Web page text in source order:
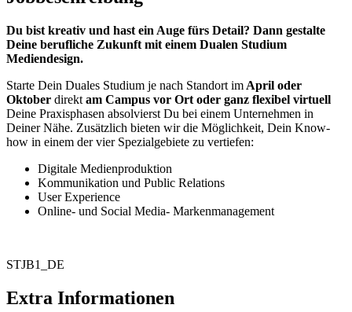
Du bist kreativ und hast ein Auge fürs Detail? Dann gestalte
Deine berufliche Zukunft mit einem Dualen Studium
Mediendesign.
Starte Dein Duales Studium je nach Standort im April oder
Oktober direkt am Campus vor Ort oder ganz flexibel virtuell
Deine Praxisphasen absolvierst Du bei einem Unternehmen in
Deiner Nähe. Zusätzlich bieten wir die Möglichkeit, Dein Know-
how in einem der vier Spezialgebiete zu vertiefen:
Digitale Medienproduktion
Kommunikation und Public Relations
User Experience
Online- und Social Media- Markenmanagement
STJB1_DE
Extra Informationen